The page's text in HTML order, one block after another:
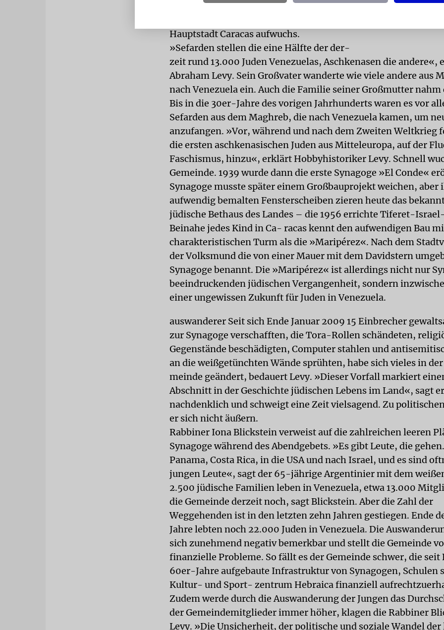
eröffnet. »Meine Großeltern waren keine Juden, erst mein
Hauptstadt Caracas aufwuchs.
»Sefarden stellen die eine Hälfte der der-
zeit rund 13.000 Juden Venezuelas, Aschkenasen die andere«,
Abraham Levy. Sein Großvater wanderte wie viele andere aus
nach Venezuela ein. Auch die Familie seiner Großmutter nahm
Bis in die 30er-Jahre des vorigen Jahrhunderts waren es vor
Sefarden aus dem Maghreb, die nach Venezuela kamen, um
anzufangen. »Vor, während und nach dem Zweiten Weltkrieg
die ersten aschkenasischen Juden aus Mitteleuropa, auf der
Faschismus, hinzu«, erklärt Hobbyhistoriker Levy. Schnell
Gemeinde. 1939 wurde dann die erste Synagoge »El Conde«
Synagoge musste später einem Großbauprojekt weichen, aber
aufwendig bemalten Fensterscheiben zieren heute das
jüdische Bethaus des Landes – die 1956 errichte Tiferet-
Beinahe jedes Kind in Ca- racas kennt den aufwendigen Bau
charakteristischen Turm als die »Maripérez«. Nach dem
der Volksmund die von einer Mauer mit dem Davidstern
Synagoge benannt. Die »Maripérez« ist allerdings nicht nur
beeindruckenden jüdischen Vergangenheit, sondern
einer ungewissen Zukunft für Juden in Venezuela.
auswanderer Seit sich Ende Januar 2009 15 Einbrecher
zur Synagoge verschafften, die Tora-Rollen schändeten,
Gegenstände beschädigten, Computer stahlen und
an die weißgetünchten Wände sprühten, habe sich vieles in
meinde geändert, bedauert Levy. »Dieser Vorfall markiert
Abschnitt in der Geschichte jüdischen Lebens im Land«, sagt er
nachdenklich und schweigt eine Zeit vielsagend. Zu
er sich nicht äußern.
Rabbiner Iona Blickstein verweist auf die zahlreichen leeren
Synagoge während des Abendgebets. »Es gibt Leute, die
Panama, Costa Rica, in die USA und nach Israel, und es sind
jungen Leute«, sagt der 65-jährige Argentinier mit dem
2.500 jüdische Familien leben in Venezuela, etwa 13.000
die Gemeinde derzeit noch, sagt Blickstein. Aber die Zahl der
Weggehenden ist in den letzten zehn Jahren gestiegen. Ende
Jahre lebten noch 22.000 Juden in Venezuela. Die
sich zunehmend negativ bemerkbar und stellt die Gemeinde
finanzielle Probleme. So fällt es der Gemeinde schwer, die seit
60er-Jahre aufgebaute Infrastruktur von Synagogen, Schulen
Kultur- und Sport- zentrum Hebraica finanziell
Zudem werde durch die Auswanderung der Jungen das
der Gemeindemitglieder immer höher, klagen die Rabbiner
Levy. »Die Unsicherheit, der politische und soziale Wandel